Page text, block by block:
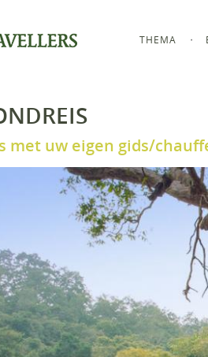
THEMA
met uw eigen gids/